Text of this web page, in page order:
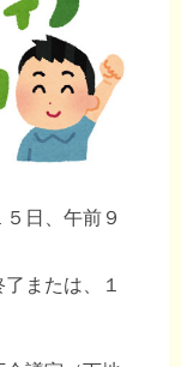
日、午前９
または、１